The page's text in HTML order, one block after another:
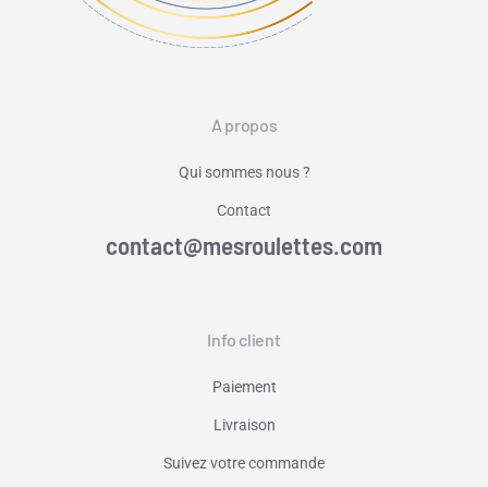
A propos
Qui sommes nous ?
Contact
contact@mesroulettes.com
Info client
Paiement
Livraison
Suivez votre commande